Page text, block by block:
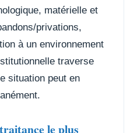
matérielle et
privations,
à un environnement
traverse
situation peut en
le plus